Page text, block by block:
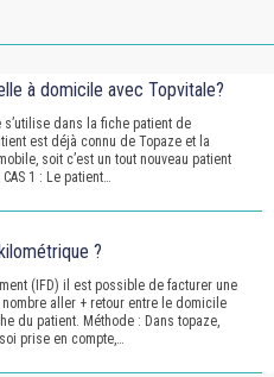
à domicile avec Topvitale?
dans la fiche patient de
est déjà connu de Topaze et la
soit c’est un tout nouveau patient
1 : Le patient…
?
(IFD) il est possible de facturer une
aller + retour entre le domicile
du patient. Méthode : Dans topaze,
prise en compte,…